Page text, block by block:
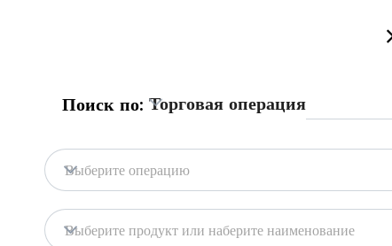
Гос. системы
База портала
Поиск по: Торговая операция
Выберите операцию
Выберите продукт или наберите наименование
О нас